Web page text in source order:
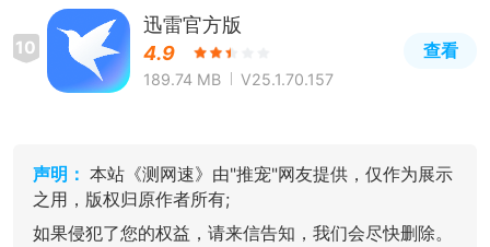
10
迅雷官方版
4.9
189.74 MB V25.1.70.157
查看
声明： 本站《测网速》由"推宠"网友提供，仅作为展示
之用，版权归原作者所有;
如果侵犯了您的权益，请来信告知，我们会尽快删除。